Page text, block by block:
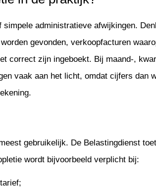
administratieve afwijkingen.
gevonden, verkoopfacturen
correct zijn ingeboekt. Bij maand-,
vaak aan het licht, omdat cijfers dan
gebruikelijk. De Belastingdienst
wordt bijvoorbeeld verplicht bij: